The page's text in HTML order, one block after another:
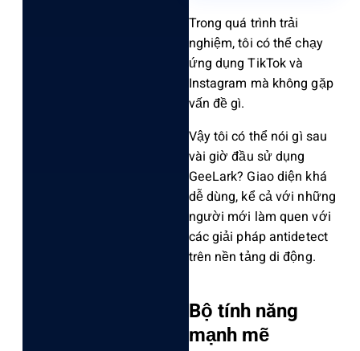
Trong quá trình trải
nghiệm, tôi có thể chạy
ứng dụng TikTok và
Instagram mà không gặp
vấn đề gì.
Vậy tôi có thể nói gì sau
vài giờ đầu sử dụng
GeeLark? Giao diện khá
dễ dùng, kể cả với những
người mới làm quen với
các giải pháp antidetect
trên nền tảng di động.
Bộ tính năng
mạnh mẽ